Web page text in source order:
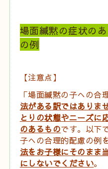
場面緘黙の症状の
の例
【注意点】
「場面緘黙の子への合
法がある訳ではありま
とりの状態やニーズに
のあるものです。 以下
子への合理的配慮の例
法をお子様にそのまま
にしないでください。